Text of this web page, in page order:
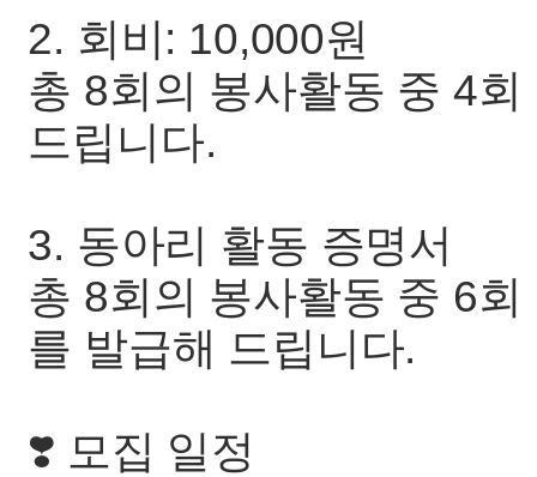
2. 회비: 10,000원
총 8회의 봉사활동 중 4
드립니다.
3. 동아리 활동 증명서
총 8회의 봉사활동 중 6
를 발급해 드립니다.
❣️ 모집 일정